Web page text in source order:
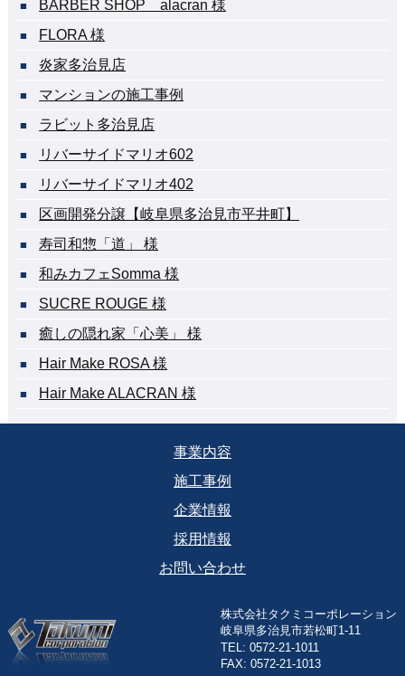
BARBER SHOP alacran 様
FLORA 様
炎家多治見店
マンションの施工事例
ラビット多治見店
リバーサイドマリオ602
リバーサイドマリオ402
区画開発分譲【岐阜県多治見市平井町】
寿司和惣「道」 様
和みカフェSomma 様
SUCRE ROUGE 様
癒しの隠れ家「心美」 様
Hair Make ROSA 様
Hair Make ALACRAN 様
事業内容
施工事例
企業情報
採用情報
お問い合わせ
株式会社タクミコーポレーション
岐阜県多治見市若松町1-11
TEL: 0572-21-1011
FAX: 0572-21-1013